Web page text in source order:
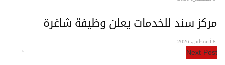
مركز سند للخدمات يعلن وظيفة شاغرة
Next Post